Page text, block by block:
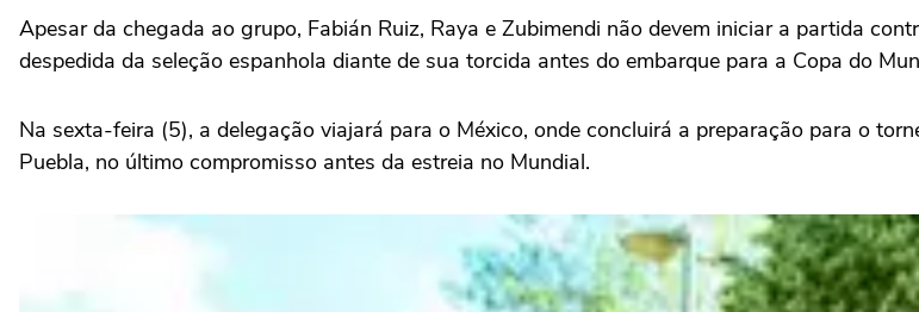
Apesar da chegada ao grupo, Fabián Ruiz, Raya e Zubimendi não devem iniciar a partida
despedida da seleção espanhola diante de sua torcida antes do embarque para a Copa do
Na sexta-feira (5), a delegação viajará para o México, onde concluirá a preparação para o
Puebla, no último compromisso antes da estreia no Mundial.